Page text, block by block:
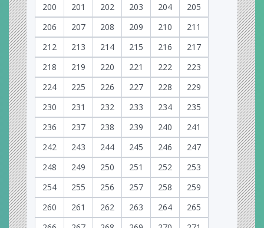
200
201 202 203 204
205
206
207 208 209 210
211
212
213 214 215 216
217
218
219 220 221 222
223
224
225 226 227 228
229
230
231 232 233 234
235
236
237 238 239 240
241
242
243 244 245 246
247
248
249 250 251 252
253
254
255 256 257 258
259
260
261 262 263 264
265